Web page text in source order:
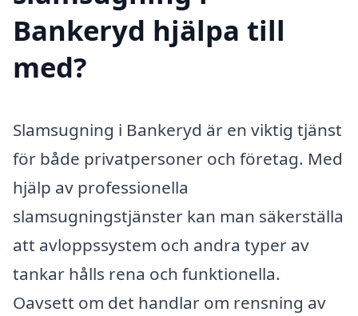
Bankeryd hjälpa till
med?
Slamsugning i Bankeryd är en viktig tjänst
för både privatpersoner och företag. Med
hjälp av professionella
slamsugningstjänster kan man säkerställa
att avloppssystem och andra typer av
tankar hålls rena och funktionella.
Oavsett om det handlar om rensning av